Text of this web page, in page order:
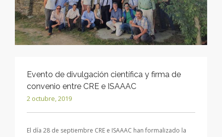
Evento de divulgación científica y firma de
convenio entre CRE e ISAAAC
2 octubre, 2019
El día 28 de septiembre CRE e ISAAAC han formalizado la